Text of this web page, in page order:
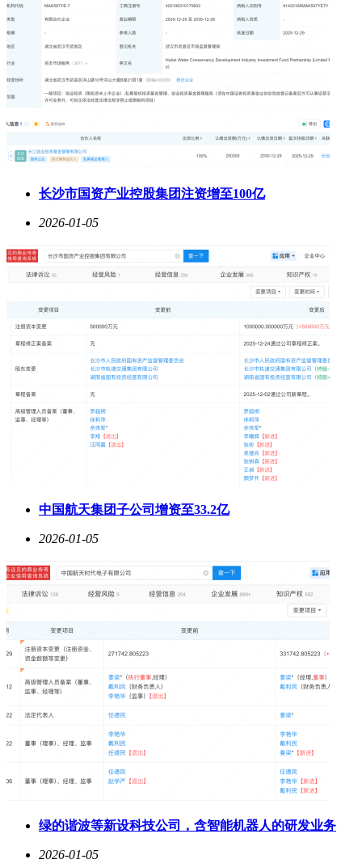
长沙市国资产业控股集团注资增至100亿
2026-01-05
中国航天集团子公司增资至33.2亿
2026-01-05
绿的谐波等新设科技公司，含智能机器人的研发业务
2026-01-05